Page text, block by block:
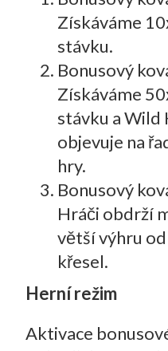
Získáváme
stávku.
Bonusový
Získáváme
stávku a Wild
objevuje na
hry.
Bonusový
Hráči obdrží
větší výhru
křesel.
Herní režim
Aktivace